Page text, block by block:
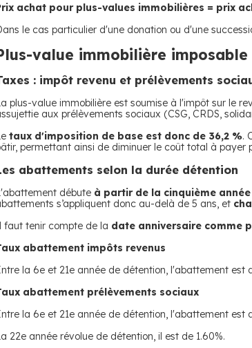
achat pour plus-values immobilières = prix
le cas particulier d'une donation ou d'une
value immobilière
: impôt revenu et prélèvements
plus-value immobilière est soumise à l'impôt sur le
aux prélèvements sociaux (CSG, CRDS,
taux d'imposition de base est donc de 36,2 %.
permettant ainsi de diminuer le coût total à payer
abattements selon la durée détention
débute à partir de la cinquième
s’appliquent donc au-delà de 5 ans, et
faut tenir compte de la date anniversaire comme
abattement impôts revenus
la 6e et 21e année de détention, l'abattement
abattement prélèvements sociaux
la 6e et 21e année de détention, l'abattement est
22e année révolue de détention, il est de 1.60%.